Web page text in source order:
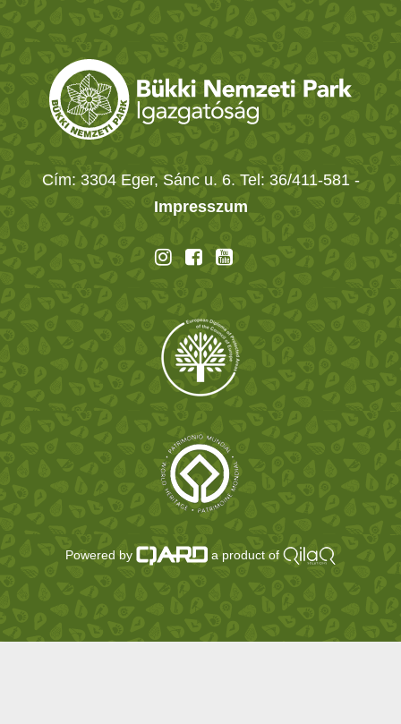
Cím: 3304 Eger, Sánc u. 6. Tel: 36/411-581 -
Impresszum
Powered by a product of